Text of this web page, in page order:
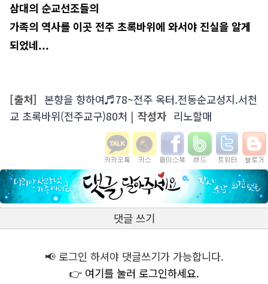
삼대의 순교선조들의
가족의 역사를 이곳 전주 초록바위에 와서야 진실을 알게
되었네...
[출처] 본향을 향하여♬78~전주 옥터.전동순교성지.서천
교 초록바위(전주교구)80처 | 작성자 리노할매
댓글 쓰기
📢 로그인 하셔야 댓글쓰기가 가능합니다.
👉 여기를 눌러 로그인하세요.